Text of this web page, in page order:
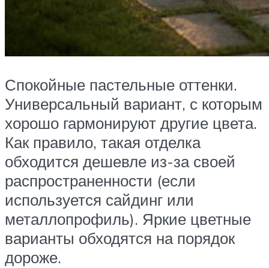
Спокойные пастельные оттенки.
Универсальный вариант, с которым
хорошо гармонируют другие цвета.
Как правило, такая отделка
обходится дешевле из-за своей
распространенности (если
используется сайдинг или
металлопрофиль). Яркие цветные
варианты обходятся на порядок
дороже.